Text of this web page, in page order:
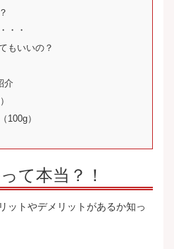
・・
もいいの？
介
100g）
て本当？！
ットやデメリットがあるか知っ